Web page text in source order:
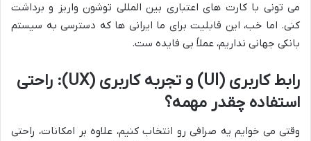
می تونی با کارت های اعتباری بین المللی توشون واریز و برداشت
کنی. اما خب، این قابلیت برای ما ایرانی ها که دسترسی به سیستم
بانکی جهانی نداریم، عملاً بی فایده ست.
رابط کاربری (UI) و تجربه کاربری (UX): راحتی
استفاده چقدر مهمه؟
وقتی می خوایم یه صرافی رو انتخاب کنیم، علاوه بر امکانات، راحتی